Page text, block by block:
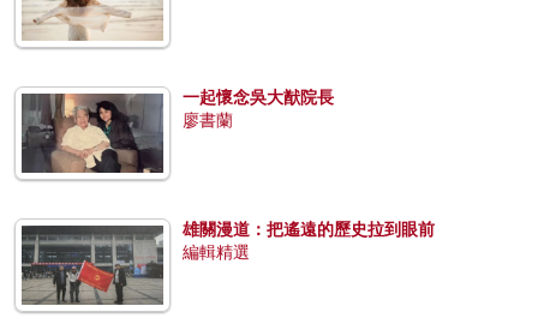
一起懷念吳大猷院長
廖書蘭
雄關漫道：把遙遠的歷史拉到眼前
編輯精選